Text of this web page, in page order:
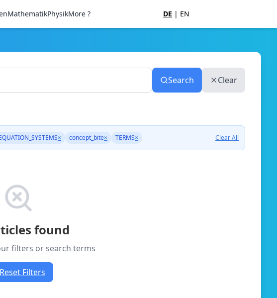
MathematikPhysikMore ? DE | EN
Search Clear
× concept_bite× TERMS× Clear All
found
filters or search terms
Reset Filters